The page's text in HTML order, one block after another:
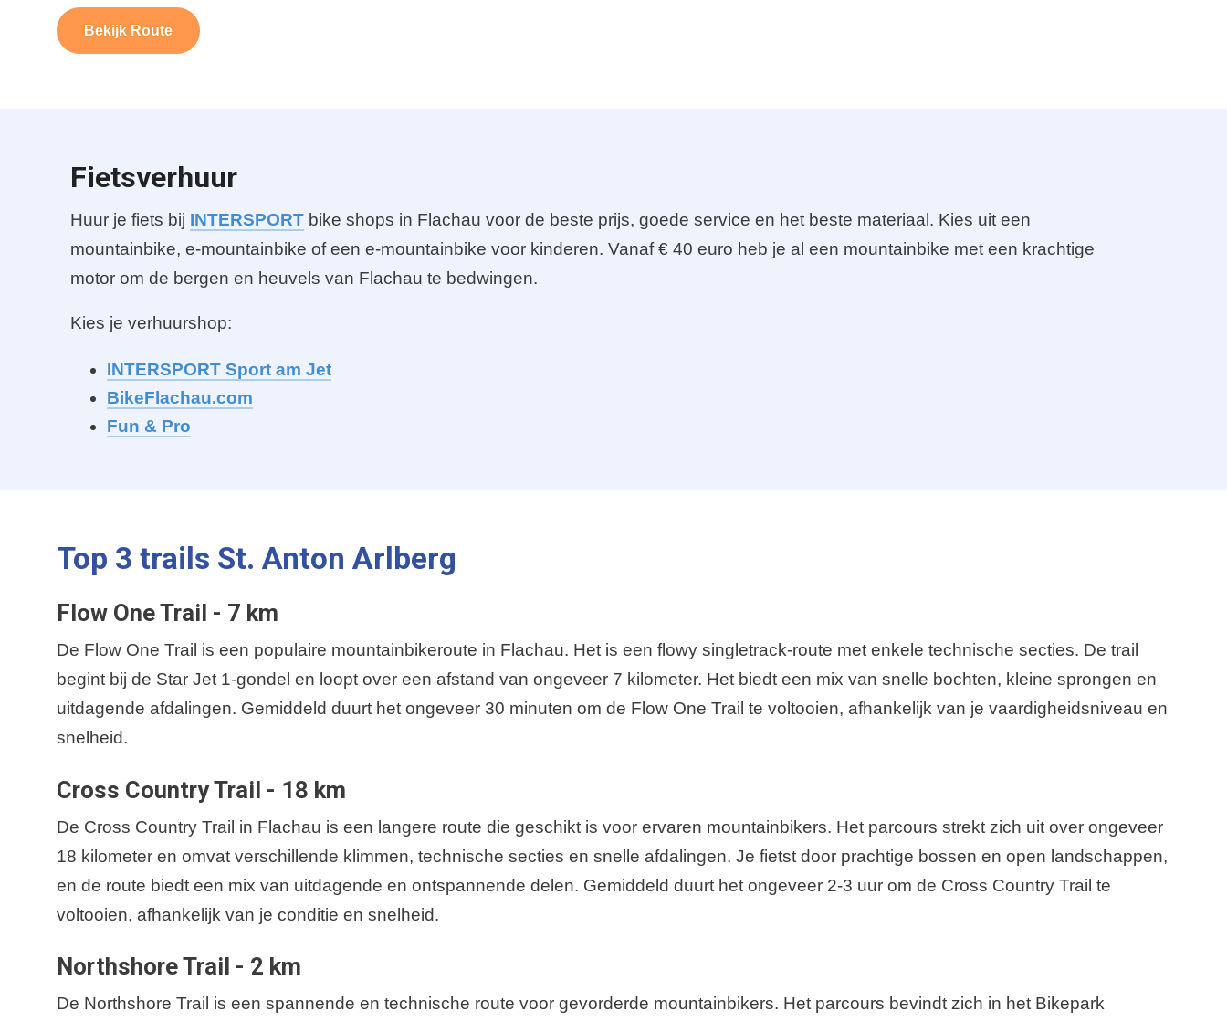
Bekijk Route
Fietsverhuur
Huur je fiets bij INTERSPORT bike shops in Flachau voor de beste prijs, goede service en het beste materiaal. Kies uit een
mountainbike, e-mountainbike of een e-mountainbike voor kinderen. Vanaf € 40 euro heb je al een mountainbike met een krachtige
motor om de bergen en heuvels van Flachau te bedwingen.
Kies je verhuurshop:
INTERSPORT Sport am Jet
BikeFlachau.com
Fun & Pro
Top 3 trails St. Anton Arlberg
Flow One Trail - 7 km
De Flow One Trail is een populaire mountainbikeroute in Flachau. Het is een flowy singletrack-route met enkele technische secties. De trail
begint bij de Star Jet 1-gondel en loopt over een afstand van ongeveer 7 kilometer. Het biedt een mix van snelle bochten, kleine sprongen en
uitdagende afdalingen. Gemiddeld duurt het ongeveer 30 minuten om de Flow One Trail te voltooien, afhankelijk van je vaardigheidsniveau en
snelheid.
Cross Country Trail - 18 km
De Cross Country Trail in Flachau is een langere route die geschikt is voor ervaren mountainbikers. Het parcours strekt zich uit over ongeveer
18 kilometer en omvat verschillende klimmen, technische secties en snelle afdalingen. Je fietst door prachtige bossen en open landschappen,
en de route biedt een mix van uitdagende en ontspannende delen. Gemiddeld duurt het ongeveer 2-3 uur om de Cross Country Trail te
voltooien, afhankelijk van je conditie en snelheid.
Northshore Trail - 2 km
De Northshore Trail is een spannende en technische route voor gevorderde mountainbikers. Het parcours bevindt zich in het Bikepark